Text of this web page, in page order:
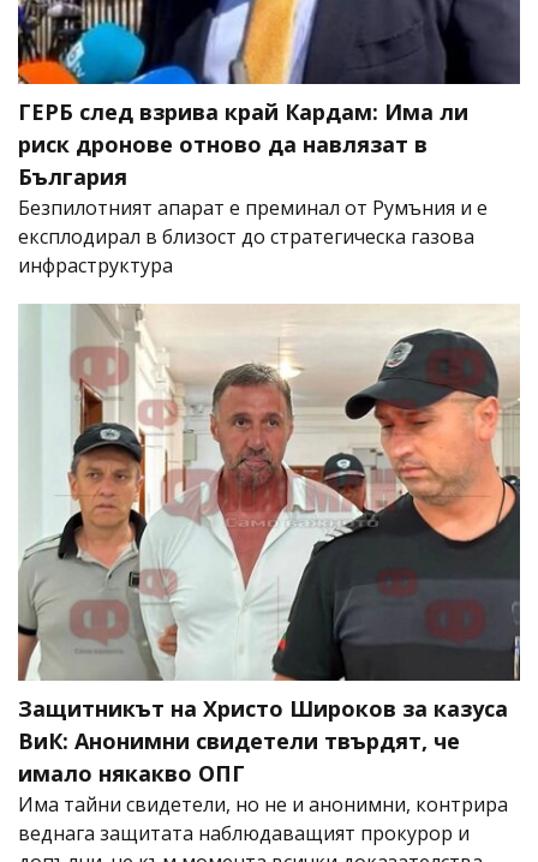
ГЕРБ след взрива край Кардам: Има ли
риск дронове отново да навлязат в
България
Безпилотният апарат е преминал от Румъния и е
експлодирал в близост до стратегическа газова
инфраструктура
Защитникът на Христо Широков за казуса
ВиК: Анонимни свидетели твърдят, че
имало някакво ОПГ
Има тайни свидетели, но не и анонимни, контрира
веднага защитата наблюдаващият прокурор и